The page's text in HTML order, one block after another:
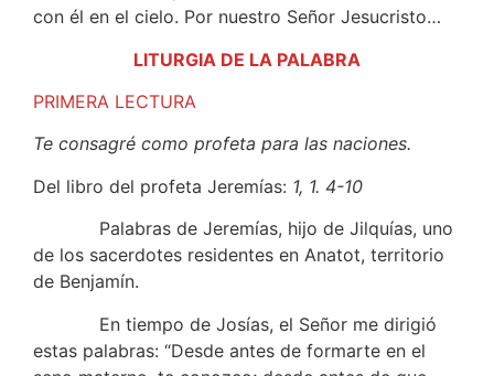
con él en el cielo. Por nuestro Señor Jesucristo…
LITURGIA DE LA PALABRA
PRIMERA LECTURA
Te consagré como profeta para las naciones.
Del libro del profeta Jeremías: 1, 1. 4-10
Palabras de Jeremías, hijo de Jilquías, uno
de los sacerdotes residentes en Anatot, territorio
de Benjamín.
En tiempo de Josías, el Señor me dirigió
estas palabras: “Desde antes de formarte en el